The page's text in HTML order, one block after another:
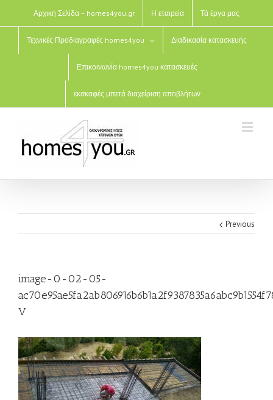
Αρχική Σελίδα – homes4you.gr Η εταιρεία Τά έργα μας
Τεχνικές Προδιαγραφές homes4you Διαδικασία κατασκευής
Επικοινωνία homes4you κατασκευές
εκσκαφές μπετά διαχείριση αποβλήτων
Previous
image-0-02-05-
V